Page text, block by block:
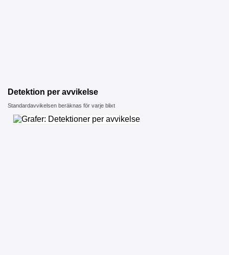
Detektion per avvikelse
Standardavvikelsen beräknas för varje blixt